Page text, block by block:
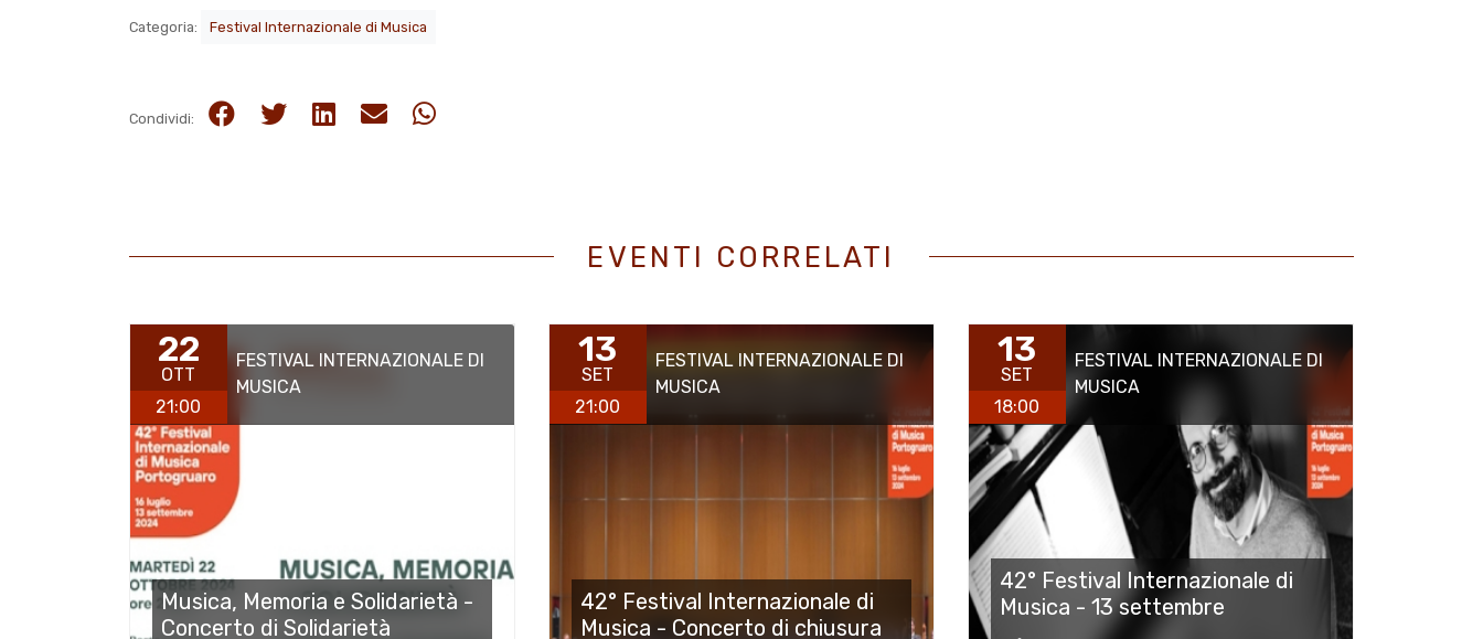
Categoria: Festival Internazionale di Musica
Condividi:
EVENTI CORRELATI
22
OTT
21:00
FESTIVAL INTERNAZIONALE DI
MUSICA
Musica, Memoria e Solidarietà -
Concerto di Solidarietà
13
SET
21:00
FESTIVAL INTERNAZIONALE DI
MUSICA
42° Festival Internazionale di
Musica - Concerto di chiusura
13
SET
18:00
FESTIVAL INTERNAZIONALE DI
MUSICA
42° Festival Internazionale di
Musica - 13 settembre